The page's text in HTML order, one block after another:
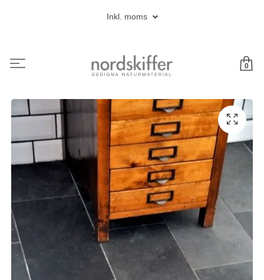
Inkl. moms
0